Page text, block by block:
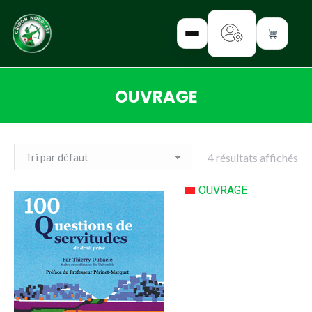
INTERROGEZ-
NOUS
FORMEZ-
VOUS
INFORMEZ-
VOUS
LISEZ-NOUS
OUVRAGE
4 résultats affichés
OUVRAGE